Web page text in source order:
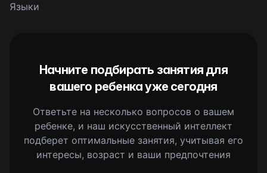
Языки
Начните подбирать занятия для
вашего ребенка уже сегодня
Ответьте на несколько вопросов о вашем
ребенке, и наш искусственный интеллект
подберет оптимальные занятия, учитывая его
интересы, возраст и ваши предпочтения